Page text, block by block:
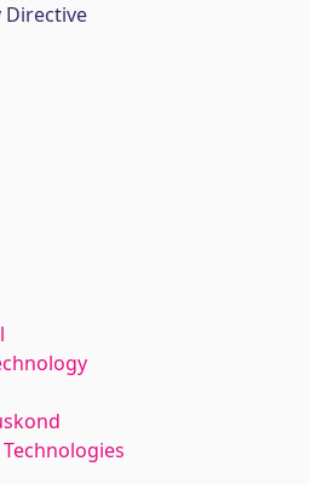
Directive